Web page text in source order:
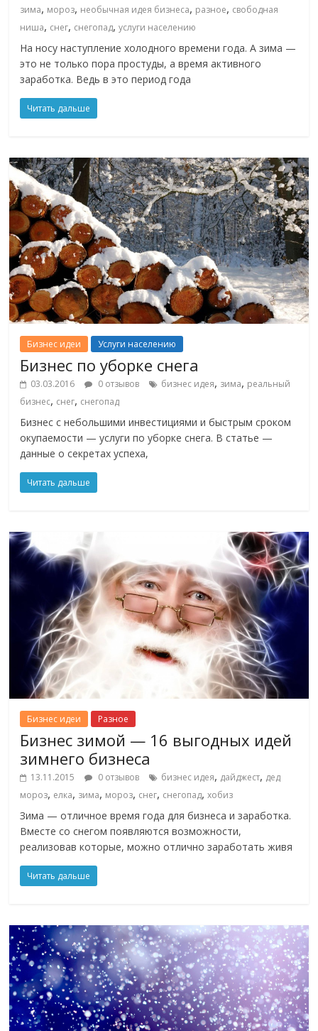
зима, мороз, необычная идея бизнеса, разное, свободная
ниша, снег, снегопад,услуги населению
На носу наступление холодного времени года. А зима —
это не только пора простуды, а время активного
заработка. Ведь в это период года
Читать дальше
Бизнес идеи Услуги населению
Бизнес по уборке снега
03.03.2016 0 отзывов бизнес идея, зима, реальный
бизнес, снег, снегопад
Бизнес с небольшими инвестициями и быстрым сроком
окупаемости — услуги по уборке снега. В статье —
данные о секретах успеха,
Читать дальше
Бизнес идеи Разное
Бизнес зимой — 16 выгодных идей
зимнего бизнеса
13.11.2015 0 отзывов бизнес идея, дайджест, дед
мороз, елка, зима, мороз, снег, снегопад,хобиз
Зима — отличное время года для бизнеса и заработка.
Вместе со снегом появляются возможности,
реализовав которые, можно отлично заработать живя
Читать дальше